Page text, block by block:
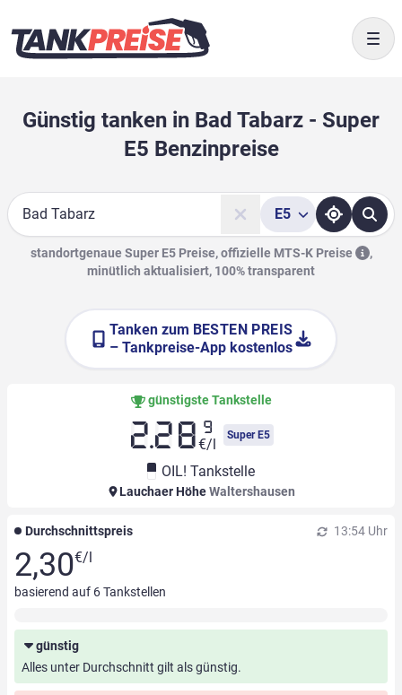
Günstig tanken in Bad Tabarz - Super
E5 Benzinpreise
Suche
E5
standortgenaue Super E5 Preise, offizielle MTS-K Preise
,
minütlich aktualisiert, 100% transparent
Tanken zum BESTEN PREIS
– Tankpreise-App kostenlos
günstigste Tankstelle
2.28 9
€/l
Super E5
OIL! Tankstelle
Lauchaer HöheWaltershausen
Durchschnittspreis 13:54 Uhr
2,30€/l
basierend auf 6Tankstellen
günstig
Alles unter Durchschnitt gilt als günstig.